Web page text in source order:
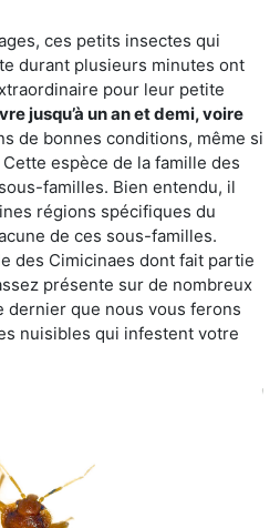
ces petits insectes qui
durant plusieurs minutes ont
pour leur petite
jusqu’à un an et demi, voire
de bonnes conditions, même si
espèce de la famille des
familles. Bien entendu, il
régions spécifiques du
de ces sous-familles.
des Cimicinaes dont fait partie
présente sur de nombreux
que nous vous ferons
nuisibles qui infestent votre